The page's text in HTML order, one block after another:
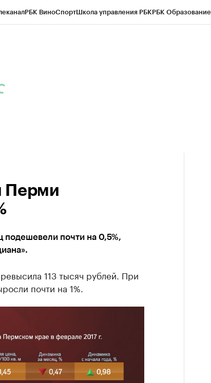
РБК ВиноСпортШкола управления РБКРБК Образование
Перми
подешевели почти на 0,5%,
113 тысяч рублей. При
почти на 1%.